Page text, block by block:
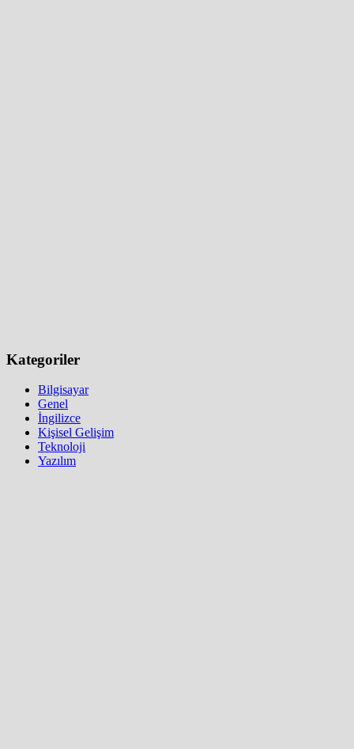
Kategoriler
Bilgisayar
Genel
İngilizce
Kişisel Gelişim
Teknoloji
Yazılım